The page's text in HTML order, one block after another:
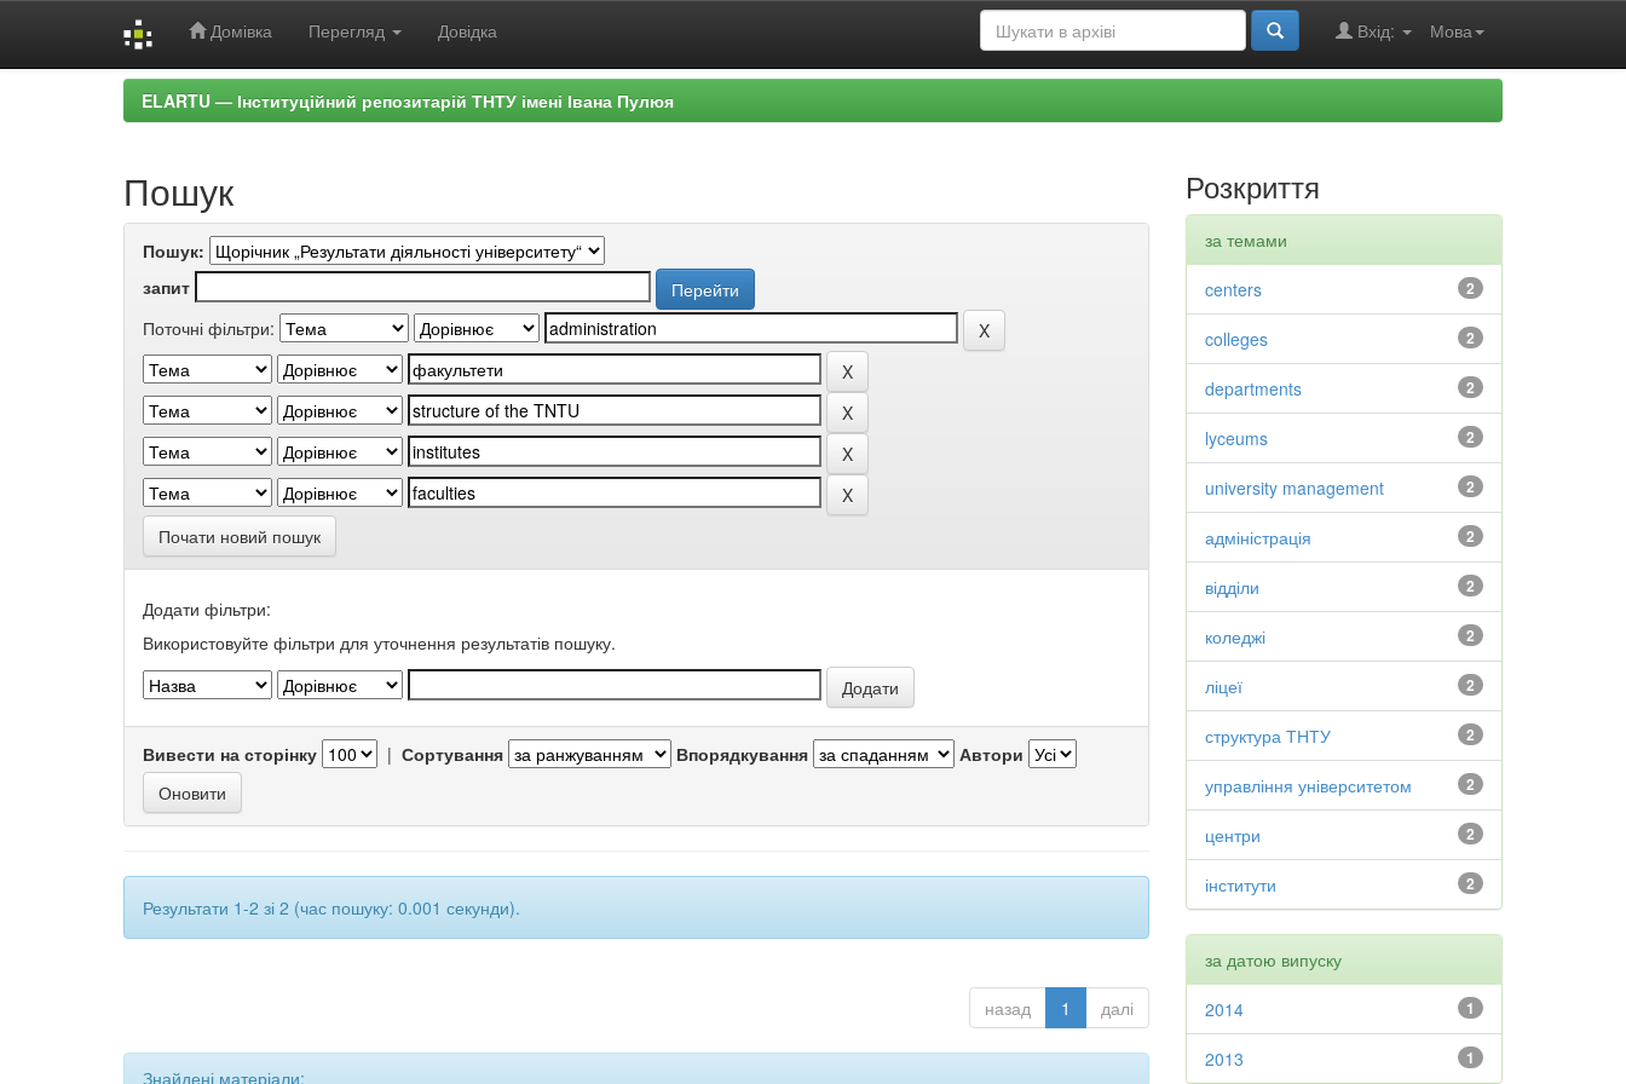
Домівка Перегляд Довідка Мова
Вхід:
ELARTU — Інституційний репозитарій ТНТУ імені Івана Пулюя
Пошук
Пошук:
запит
Поточні фільтри:
Почати новий пошук
Додати фільтри:
Використовуйте фільтри для уточнення результатів пошуку.
Вивести на сторінку | Сортування Впорядкування Автори
Результати 1-2 зі 2 (час пошуку: 0.001 секунди).
назад 1 далі
Знайдені матеріали:
Розкриття
за темами
2
centers
2
colleges
2
departments
2
lyceums
2
university management
2
адміністрація
2
відділи
2
коледжі
2
ліцеї
2
структура ТНТУ
2
управління університетом
2
центри
2
інститути
за датою випуску
1
2014
1
2013